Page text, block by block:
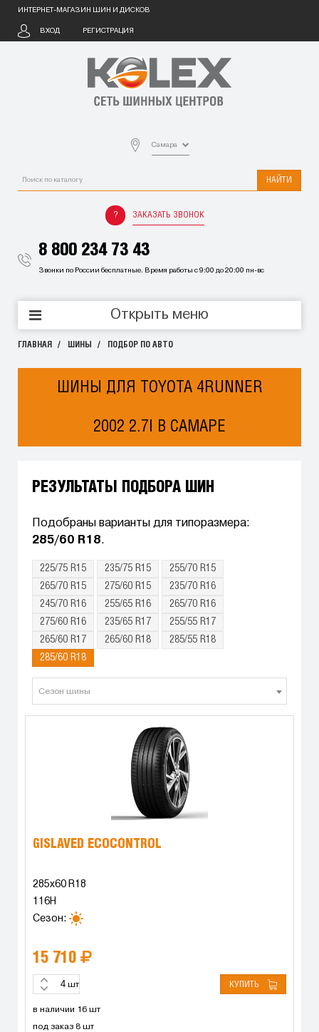
ИНТЕРНЕТ-МАГАЗИН ШИН И ДИСКОВ
ВХОД РЕГИСТРАЦИЯ
Самара
НАЙТИ
ЗАКАЗАТЬ ЗВОНОК
8 800 234 73 43
Звонки по России бесплатные. Время работы с 9:00 до 20:00 пн-вс
Открыть меню
ГЛАВНАЯ ШИНЫ ПОДБОР ПО АВТО
ШИНЫ ДЛЯ TOYOTA 4RUNNER
2002 2.7I В САМАРЕ
РЕЗУЛЬТАТЫ ПОДБОРА ШИН
Подобраны варианты для типоразмера:
285/60 R18.
225/75 R15 235/75 R15
255/70 R15
265/70 R15
275/60 R15
235/70 R16
245/70 R16
255/65 R16
265/70 R16
275/60 R16
235/65 R17
255/55 R17
265/60 R17
265/60 R18
285/55 R18
285/60 R18
Сезон шины
GISLAVED ECOCONTROL
285x60 R18
116H
Сезон:
15 710
шт КУПИТЬ
в наличии 16 шт
под заказ 8 шт